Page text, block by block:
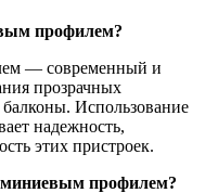
профилем?
— современный и
прозрачных
Использование
надежность,
этих пристроек.
профилем?